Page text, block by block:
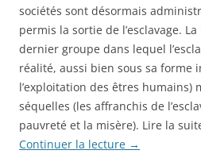
sociétés sont désormais
permis la sortie de l’esclavage.
dernier groupe dans lequel
réalité, aussi bien sous sa forme
l’exploitation des êtres humains)
séquelles (les affranchis de
pauvreté et la misère). Lire la
Continuer la lecture →